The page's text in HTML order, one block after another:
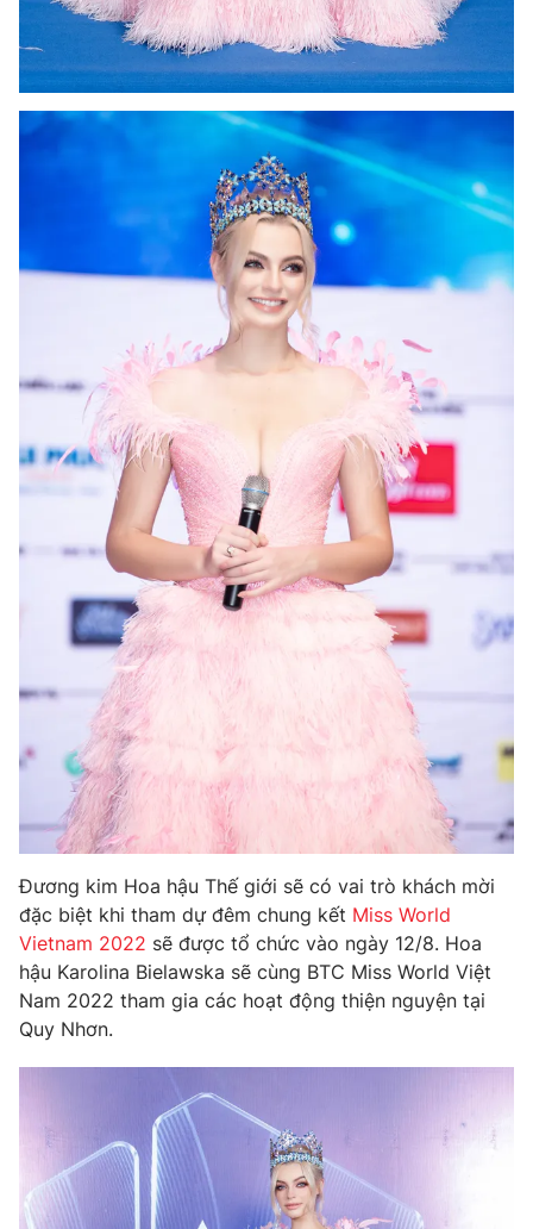
VTV4 Vươn mình bằng AI
VTV8
English
THỜI BÁO VTV
Theo dõi báo trên
Cơ quan chủ quản:Đài Truyền hình Việt Nam
Cơ quan báo chí:
Thời báo VTV
Giấy phép hoạt động báo in và báo điện tử số 483/GP-BTTTT
cấp ngày 29/12/2023
Tổng Biên tập:Vũ Thanh Thủy
Phó Tổng Biên tập:
Nguyễn Thị Mỹ Hạnh, Phạm Quốc Thắng,
Nguyễn Trọng Ninh
Tổng đài VTV:024.38 355 931 - 024.38 355 932
Ðiện thoại Thời báo VTV:
Email:
toasoan@vtv.vn
Liên hệ quảng cáo: 024-7300.7108
® Cấm sao chép dưới mọi hình thức nếu không có sự chấp
thuận bằng văn bản. Ghi rõ nguồn VTV.vn khi phát hành lại
thông tin từ website này.
Đương kim Hoa hậu Thế giới sẽ có vai trò khách mời
đặc biệt khi tham dự đêm chung kết Miss World
Vietnam 2022 sẽ được tổ chức vào ngày 12/8. Hoa
hậu Karolina Bielawska sẽ cùng BTC Miss World Việt
Nam 2022 tham gia các hoạt động thiện nguyện tại
Quy Nhơn.